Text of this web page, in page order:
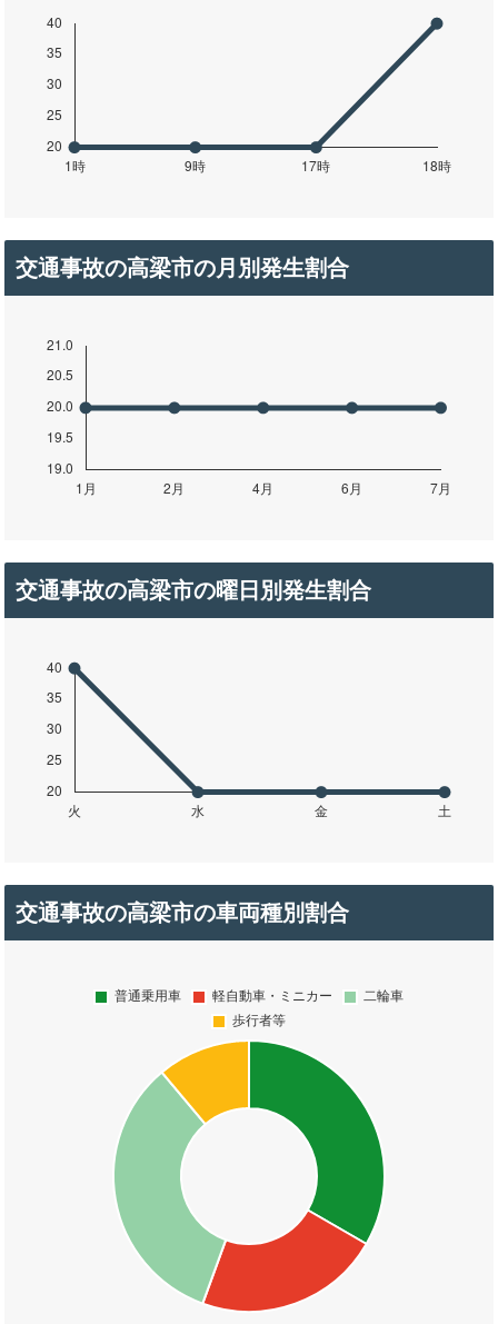
交通事故の高梁市の月別発生割合
交通事故の高梁市の曜日別発生割合
交通事故の高梁市の車両種別割合